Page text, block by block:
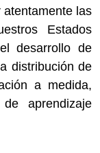
atentamente las
Estados
desarrollo de
distribución de
a medida,
aprendizaje